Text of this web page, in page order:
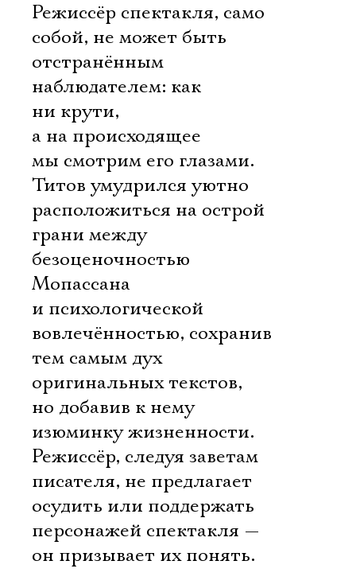
Режиссёр спектакля, само
собой, не может быть
отстранённым
наблюдателем: как
ни крути,
а на происходящее
мы смотрим его глазами.
Титов умудрился уютно
расположиться на острой
грани между
безоценочностью
Мопассана
и психологической
вовлечённостью, сохранив
тем самым дух
оригинальных текстов,
но добавив к нему
изюминку жизненности.
Режиссёр, следуя заветам
писателя, не предлагает
осудить или поддержать
персонажей спектакля —
он призывает их понять.